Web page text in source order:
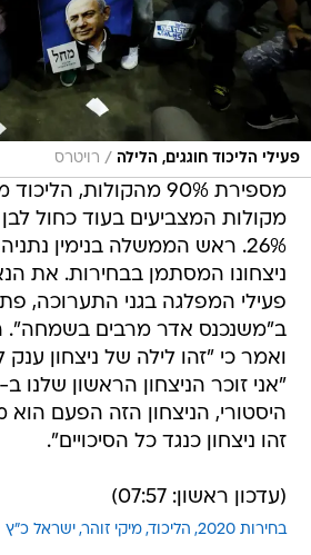
פעילי הליכוד חוגגים, הלילה / רויטרס
מקולות המצביעים בעוד כחול
26%. ראש הממשלה בנימין
ניצחונו המסתמן בבחירות. את
פעילי המפלגה בגני התערוכה,
ב"משנכנס אדר מרבים בשמחה".
ואמר כי "זהו לילה של ניצחון ענק
היסטורי, הניצחון הזה הפעם הוא
זהו ניצחון כנגד כל הסיכויים".
(עדכון ראשון: 07:57)
בחירות 2020 הליכוד מיקי זוהר ישראל כ"ץ